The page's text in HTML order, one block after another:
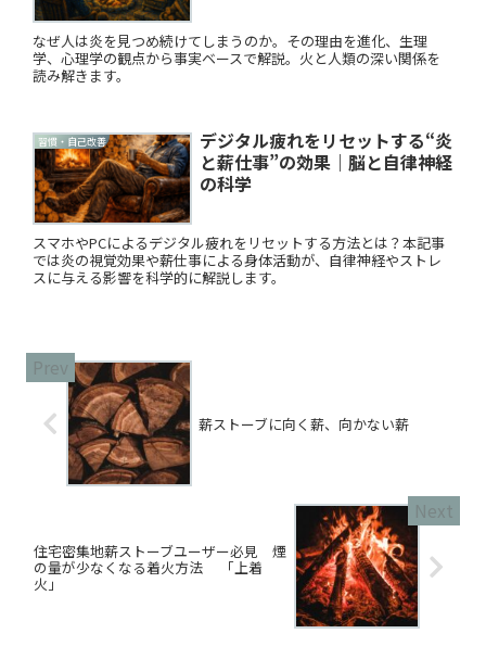
なぜ人は炎を見つめ続けてしまうのか。その理由を進化、生理
学、心理学の観点から事実ベースで解説。火と人類の深い関係を
読み解きます。
習慣・自己改善
デジタル疲れをリセットする“炎
と薪仕事”の効果｜脳と自律神経
の科学
スマホやPCによるデジタル疲れをリセットする方法とは？本記事
では炎の視覚効果や薪仕事による身体活動が、自律神経やストレ
スに与える影響を科学的に解説します。
薪ストーブに向く薪、向かない薪
住宅密集地薪ストーブユーザー必見 煙
の量が少なくなる着火方法 「上着
火」